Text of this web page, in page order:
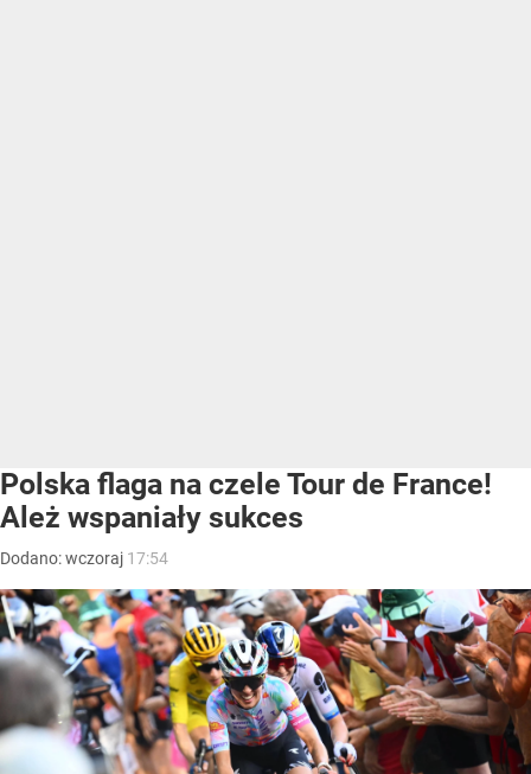
Polska flaga na czele Tour de France!
Ależ wspaniały sukces
Dodano:wczoraj 17:54